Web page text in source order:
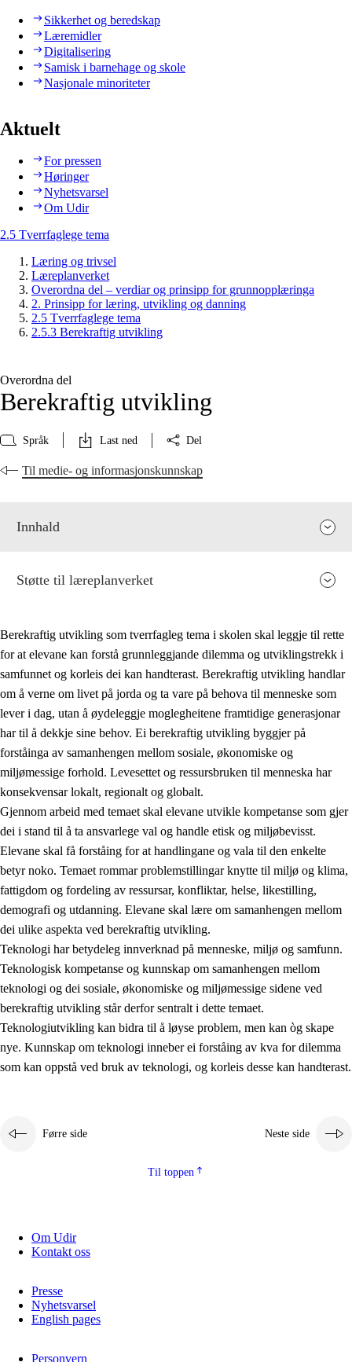
Sikkerhet og beredskap
Læremidler
Digitalisering
Samisk i barnehage og skole
Nasjonale minoriteter
Aktuelt
For pressen
Høringer
Nyhetsvarsel
Om Udir
2.5 Tverrfaglege tema
Læring og trivsel
Læreplanverket
Overordna del – verdiar og prinsipp for grunnopplæringa
2. Prinsipp for læring, utvikling og danning
2.5 Tverrfaglege tema
2.5.3 Berekraftig utvikling
Overordna del
Berekraftig utvikling
Språk Last ned Del
Til medie- og informasjonskunnskap
Innhald
2. Prinsipp for læring, utvikling og danning
2.1 Sosial læring og utvikling
2.2 Kompetanse i faga
2.3 Grunnleggjande ferdigheiter
2.4 Å lære å lære
Tverrfaglege tema
2.5 Tverrfaglege tema
2.5.1 Folkehelse og livsmeistring
2.5.2 Demokrati og medborgarskap
2.5.3 Berekraftig utvikling
Støtte til læreplanverket
Berekraftig utvikling som tverrfagleg tema i skolen skal leggje til rette
for at elevane kan forstå grunnleggjande dilemma og utviklingstrekk i
samfunnet og korleis dei kan handterast. Berekraftig utvikling handlar
om å verne om livet på jorda og ta vare på behova til menneske som
lever i dag, utan å øydeleggje moglegheitene framtidige generasjonar
har til å dekkje sine behov. Ei berekraftig utvikling byggjer på
forståinga av samanhengen mellom sosiale, økonomiske og
miljømessige forhold. Levesettet og ressursbruken til menneska har
konsekvensar lokalt, regionalt og globalt.
Gjennom arbeid med temaet skal elevane utvikle kompetanse som gjer
dei i stand til å ta ansvarlege val og handle etisk og miljøbevisst.
Elevane skal få forståing for at handlingane og vala til den enkelte
betyr noko. Temaet rommar problemstillingar knytte til miljø og klima,
fattigdom og fordeling av ressursar, konfliktar, helse, likestilling,
demografi og utdanning. Elevane skal lære om samanhengen mellom
dei ulike aspekta ved berekraftig utvikling.
Teknologi har betydeleg innverknad på menneske, miljø og samfunn.
Teknologisk kompetanse og kunnskap om samanhengen mellom
teknologi og dei sosiale, økonomiske og miljømessige sidene ved
berekraftig utvikling står derfor sentralt i dette temaet.
Teknologiutvikling kan bidra til å løyse problem, men kan òg skape
nye. Kunnskap om teknologi inneber ei forståing av kva for dilemma
som kan oppstå ved bruk av teknologi, og korleis desse kan handterast.
Førre side Neste side
Til toppen
Om Udir
Kontakt oss
Presse
Nyhetsvarsel
English pages
Personvern